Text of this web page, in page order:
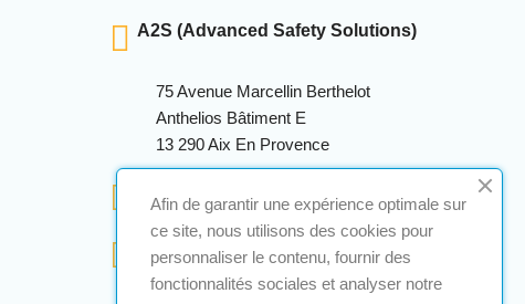
A2S (Advanced Safety Solutions)
75 Avenue Marcellin Berthelot
Anthelios Bâtiment E
13 290 Aix En Provence
Afin de garantir une expérience optimale sur
ce site, nous utilisons des cookies pour
personnaliser le contenu, fournir des
fonctionnalités sociales et analyser notre